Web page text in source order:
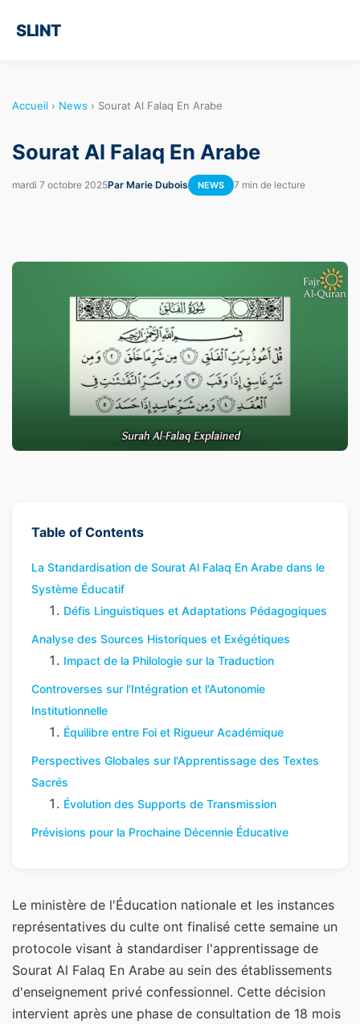
SLINT
Accueil › News › Sourat Al Falaq En Arabe
Sourat Al Falaq En Arabe
mardi 7 octobre 2025Par Marie Dubois NEWS 7 min de lecture
Table of Contents
La Standardisation de Sourat Al Falaq En Arabe dans le
Système Éducatif
Défis Linguistiques et Adaptations Pédagogiques
Analyse des Sources Historiques et Exégétiques
Impact de la Philologie sur la Traduction
Controverses sur l'Intégration et l'Autonomie
Institutionnelle
Équilibre entre Foi et Rigueur Académique
Perspectives Globales sur l'Apprentissage des Textes
Sacrés
Évolution des Supports de Transmission
Prévisions pour la Prochaine Décennie Éducative
Le ministère de l'Éducation nationale et les instances
représentatives du culte ont finalisé cette semaine un
protocole visant à standardiser l'apprentissage de
Sourat Al Falaq En Arabe au sein des établissements
d'enseignement privé confessionnel. Cette décision
intervient après une phase de consultation de 18 mois